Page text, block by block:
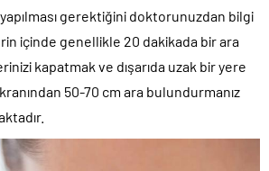
gerektiğini doktorunuzdan bilgi
içinde genellikle 20 dakikada bir ara
kapatmak ve dışarıda uzak bir yere
50-70 cm ara bulundurmanız